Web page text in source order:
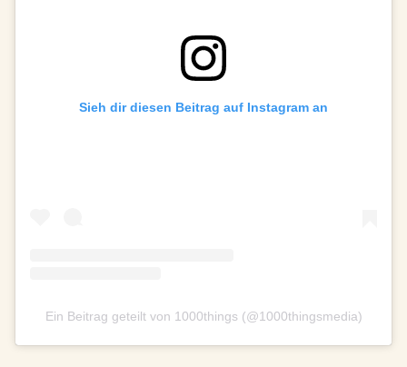
Sieh dir diesen Beitrag auf Instagram an
Ein Beitrag geteilt von 1000things (@1000thingsmedia)